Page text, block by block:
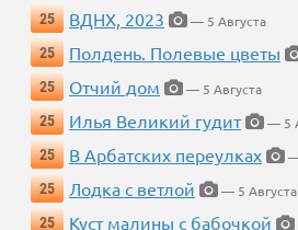
25 ВДНХ, 2023
— 5 Августа
25
Полдень. Полевые цветы
25
Отчий дом
— 5 Августа
25
Илья Великий гудит
— 5
25
В Арбатских переулках
25
Лодка с ветлой
— 5 Августа
25
Куст малины с бабочкой